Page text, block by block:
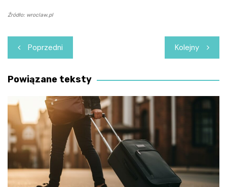
Źródło: wroclaw.pl
Nawigacja
wpisu
Poprzedni Kolejny
Powiązane teksty